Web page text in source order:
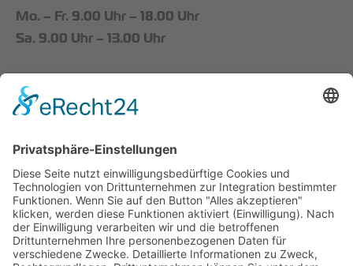
Mo. – Fr. 9.00 Uhr – 18.00 Uhr
Sa. 9.00 Uhr – 13.00 Uhr
Startseite
Schuhmode
Kontakt